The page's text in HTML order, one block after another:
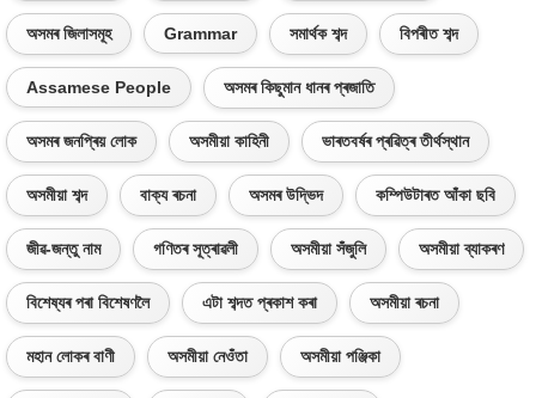
অসমৰ জিলাসমূহ Grammar সমাৰ্থক শব্দ বিপৰীত শব্দ
Assamese People অসমৰ কিছুমান ধানৰ প্ৰজাতি
অসমৰ জনপ্ৰিয় লোক অসমীয়া কাহিনী ভাৰতবৰ্ষৰ প্ৰৱিত্ৰ তীৰ্থস্থান
অসমীয়া শব্দ বাক্য ৰচনা অসমৰ উদ্ভিদ কম্পিউটাৰত আঁকা ছবি
জীৱ-জন্তু নাম গণিতৰ সূত্ৰাৱলী অসমীয়া সঁজুলি অসমীয়া ব্যাকৰণ
বিশেষ্যৰ পৰা বিশেষণলৈ এটা শব্দত প্ৰকাশ কৰা অসমীয়া ৰচনা
মহান লোকৰ বাণী অসমীয়া নেওঁতা অসমীয়া পঞ্জিকা